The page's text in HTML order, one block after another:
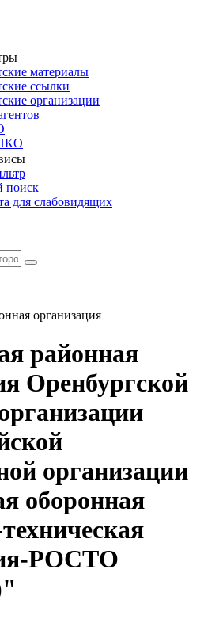
материалы
ссылки
организации
поиск
для слабовидящих
организация
районная
Оренбургской
организации
оборонная
РОСТО